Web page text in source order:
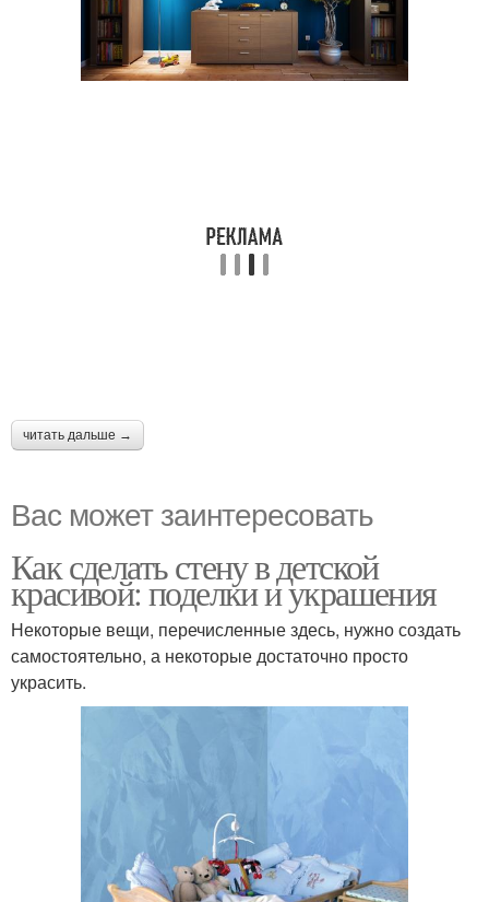
читать дальше →
Вас может заинтересовать
Как сделать стену в детской
красивой: поделки и украшения
Некоторые вещи, перечисленные здесь, нужно создать
самостоятельно, а некоторые достаточно просто
украсить.